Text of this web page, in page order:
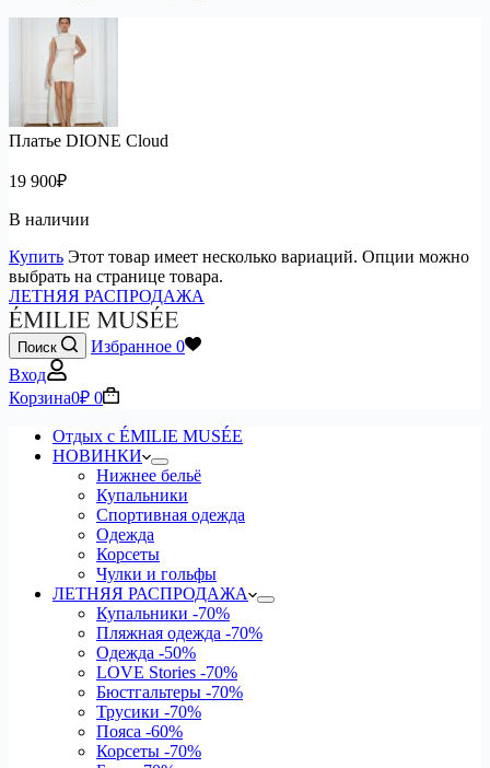
Платье DIONE Cloud
19 900₽
В наличии
Купить Этот товар имеет несколько вариаций. Опции можно
выбрать на странице товара.
ЛЕТНЯЯ РАСПРОДАЖА
Поиск Избранное 0
Вход
Корзина0₽ 0
Отдых с ÉMILIE MUSÉE
НОВИНКИ
Нижнее бельё
Купальники
Спортивная одежда
Одежда
Корсеты
Чулки и гольфы
ЛЕТНЯЯ РАСПРОДАЖА
Купальники -70%
Пляжная одежда -70%
Одежда -50%
LOVE Stories -70%
Бюстгальтеры -70%
Трусики -70%
Пояса -60%
Корсеты -70%